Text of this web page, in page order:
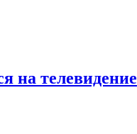
на телевидение